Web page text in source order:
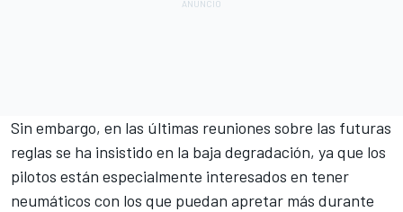
Sin embargo, en las últimas reuniones sobre las futuras
reglas se ha insistido en la baja degradación, ya que los
pilotos están especialmente interesados ​​en tener
neumáticos con los que puedan apretar más durante